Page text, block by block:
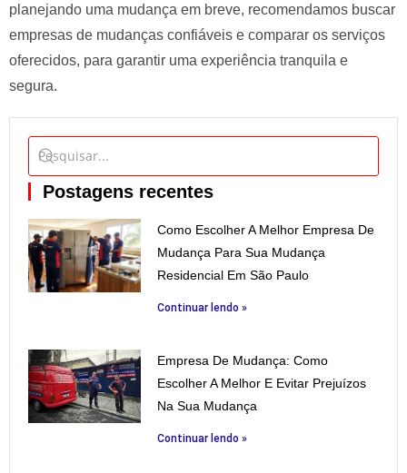
planejando uma mudança em breve, recomendamos buscar
empresas de mudanças confiáveis e comparar os serviços
oferecidos, para garantir uma experiência tranquila e
segura.
Postagens recentes
Como Escolher A Melhor Empresa De
Mudança Para Sua Mudança
Residencial Em São Paulo
Continuar lendo »
Empresa De Mudança: Como
Escolher A Melhor E Evitar Prejuízos
Na Sua Mudança
Continuar lendo »